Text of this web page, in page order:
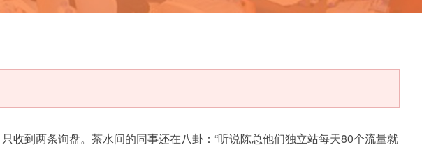
到两条询盘。茶水间的同事还在八卦：“听说陈总他们独立站每天80个流量就